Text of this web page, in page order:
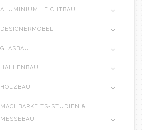
ALUMINIUM LEICHTBAU
DESIGNERMÖBEL
GLASBAU
HALLENBAU
HOLZBAU
MACHBARKEITS-STUDIEN &
MESSEBAU